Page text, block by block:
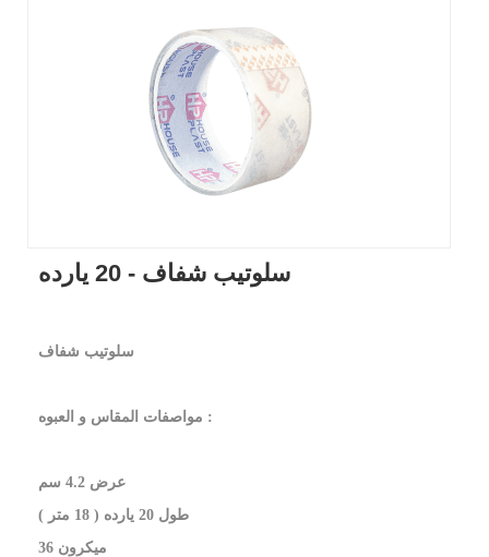
سلوتيب شفاف - 20 يارده
سلوتيب شفاف
مواصفات المقاس و العبوه :
عرض 4.2 سم
طول 20 يارده ( 18 متر )
36 ميكرون